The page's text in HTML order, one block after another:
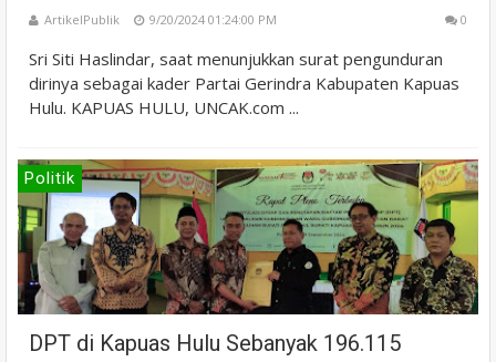
ArtikelPublik 9/20/2024 01:24:00 PM 0
Sri Siti Haslindar, saat menunjukkan surat pengunduran
dirinya sebagai kader Partai Gerindra Kabupaten Kapuas
Hulu. KAPUAS HULU, UNCAK.com ...
Politik
DPT di Kapuas Hulu Sebanyak 196.115